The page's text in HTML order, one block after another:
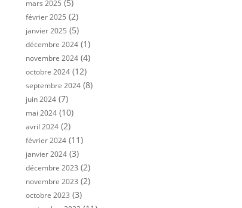
mars 2025 (5)
février 2025 (2)
janvier 2025 (5)
décembre 2024 (1)
novembre 2024 (4)
octobre 2024 (12)
septembre 2024 (8)
juin 2024 (7)
mai 2024 (10)
avril 2024 (2)
février 2024 (11)
janvier 2024 (3)
décembre 2023 (2)
novembre 2023 (2)
octobre 2023 (3)